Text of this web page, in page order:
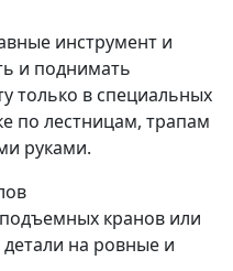
инструмент и
и поднимать
только в специальных
по лестницам, трапам
руками.
кранов или
на ровные и